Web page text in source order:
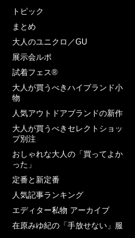
トピック
まとめ
大人のユニクロ／GU
展示会ルポ
試着フェス®︎
大人が買うべきハイブランド小
物
人気アウトドアブランドの新作
大人が買うべきセレクトショッ
プ別注
おしゃれな大人の「買ってよか
った」
定番と新定番
人気記事ランキング
エディター私物 アーカイブ
在原みゆ紀の「手放せない」服